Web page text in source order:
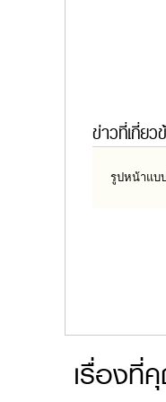
ข่าวที่เกี่ยว
รูปหน้าแบ
เรื่องที่